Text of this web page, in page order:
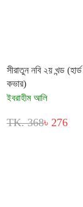
সীরাতুন নবি ২য় খন্ড (হার্ড
কভার)
ইবরাহীম আলি
TK. 368৳ 276